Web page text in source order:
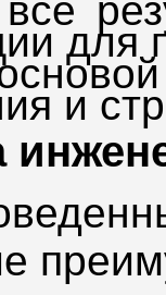
для
и